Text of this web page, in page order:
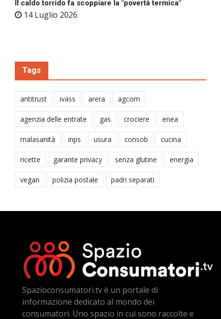
Il caldo torrido fa scoppiare la "povertà termica"
14 Luglio 2026
Tags
antitrust ivass arera agcom
agenzia delle entrate gas crociere enea
malasanità inps usura consob cucina
ricette garante privacy senza glutine energia
vegan polizia postale padri separati
Spazioconsumatori.tv è un portale di
informazione dedicato al mondo dei
consumatori. Uno spazio in cui sono raccolte e